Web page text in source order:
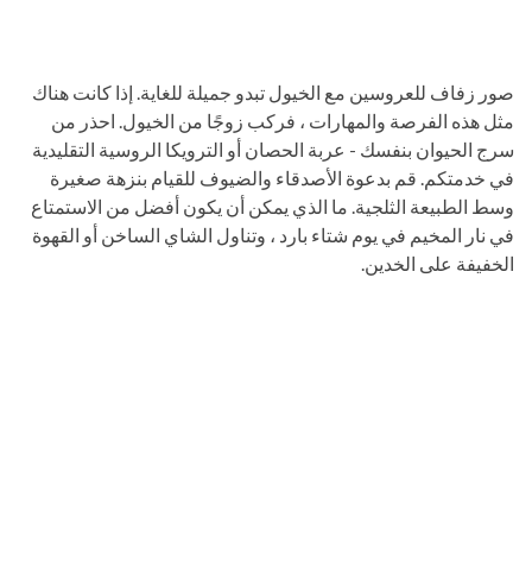
صور زفاف للعروسين مع الخيول تبدو جميلة للغاية. إذا كانت هناك
مثل هذه الفرصة والمهارات ، فركب زوجًا من الخيول. احذر من
سرج الحيوان بنفسك - عربة الحصان أو الترويكا الروسية التقليدية
في خدمتكم. قم بدعوة الأصدقاء والضيوف للقيام بنزهة صغيرة
وسط الطبيعة الثلجية. ما الذي يمكن أن يكون أفضل من الاستمتاع
في نار المخيم في يوم شتاء بارد ، وتناول الشاي الساخن أو القهوة
الخفيفة على الخدين.